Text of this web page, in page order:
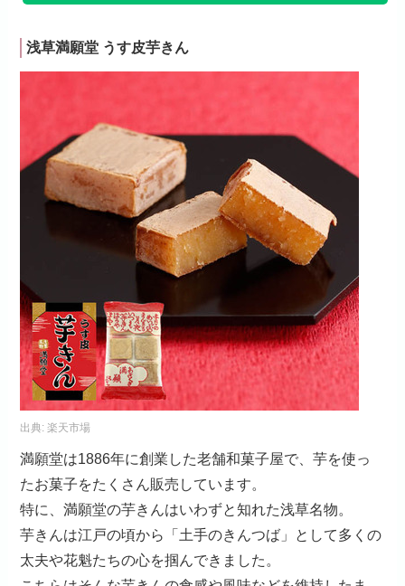
浅草満願堂 うす皮芋きん
出典:楽天市場
満願堂は1886年に創業した老舗和菓子屋で、芋を使っ
たお菓子をたくさん販売しています。
特に、満願堂の芋きんはいわずと知れた浅草名物。
芋きんは江戸の頃から「土手のきんつば」として多くの
太夫や花魁たちの心を掴んできました。